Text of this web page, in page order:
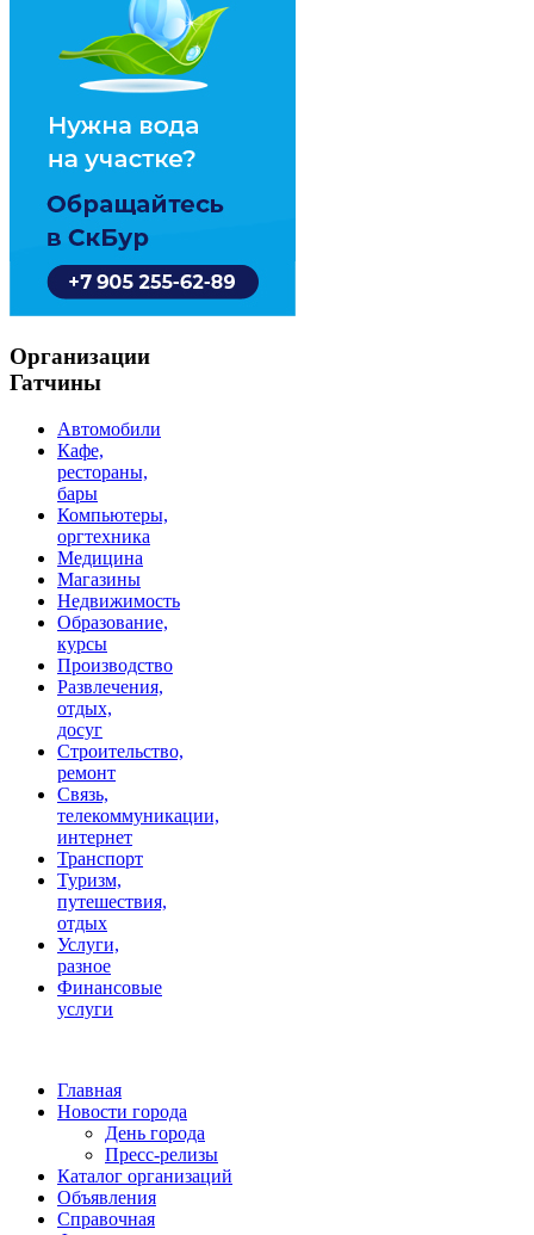
Организации
Гатчины
Автомобили
Кафе,
рестораны,
бары
Компьютеры,
оргтехника
Медицина
Магазины
Недвижимость
Образование,
курсы
Производство
Развлечения,
отдых,
досуг
Строительство,
ремонт
Связь,
телекоммуникации,
интернет
Транспорт
Туризм,
путешествия,
отдых
Услуги,
разное
Финансовые
услуги
Главная
Новости города
День города
Пресс-релизы
Каталог организаций
Объявления
Справочная